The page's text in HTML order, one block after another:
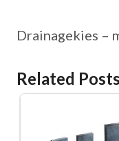
Drainagekies –
Related